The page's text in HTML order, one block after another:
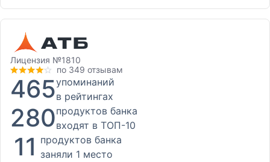
Лицензия №1810
по 349 отзывам
465упоминаний
в рейтингах
280продуктов банка
входят в ТОП-10
11 продуктов банка
заняли 1 место